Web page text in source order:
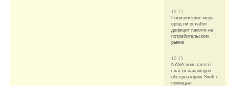
10:15
Политические меры
вряд ли ослабят
дефицит памяти на
потребительском
рынке
10:15
NASA попытается
спасти падающую
обсерваторию Swift с
помощью